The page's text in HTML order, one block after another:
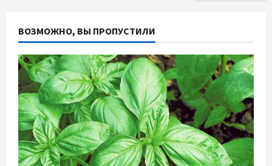
ВОЗМОЖНО, ВЫ ПРОПУСТИЛИ